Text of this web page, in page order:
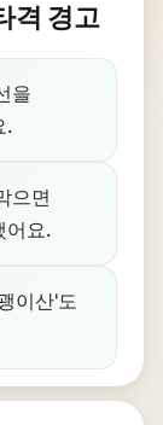
격 경고
을
.
으면
어요.
이산'도